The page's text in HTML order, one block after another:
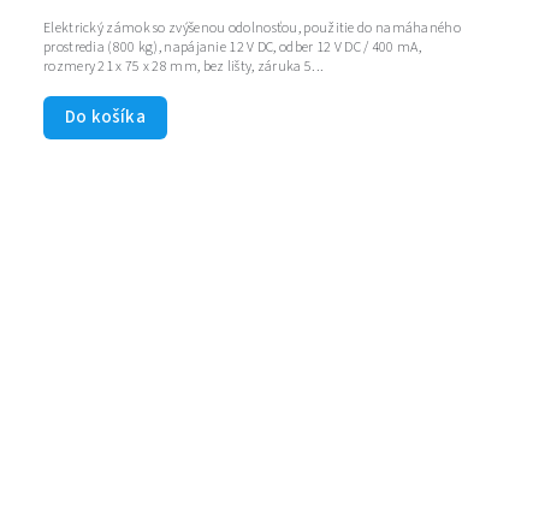
Do košíka
Elektrický zámok so zvýšenou odolnosťou, použitie do namáhaného
prostredia (800 kg), napájanie 12 V DC, odber 12 V DC / 400 mA,
rozmery 21 x 75 x 28 mm, bez lišty, záruka 5...